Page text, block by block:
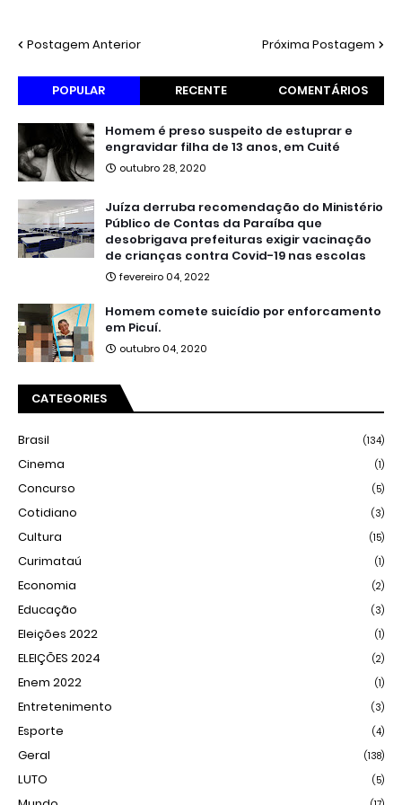
Postagem Anterior Próxima Postagem
POPULAR RECENTE COMENTÁRIOS
Homem é preso suspeito de estuprar e
engravidar filha de 13 anos, em Cuité
outubro 28, 2020
Juíza derruba recomendação do Ministério
Público de Contas da Paraíba que
desobrigava prefeituras exigir vacinação
de crianças contra Covid-19 nas escolas
fevereiro 04, 2022
Homem comete suicídio por enforcamento
em Picuí.
outubro 04, 2020
CATEGORIES
Brasil (134)
Cinema (1)
Concurso (5)
Cotidiano (3)
Cultura (15)
Curimataú (1)
Economia (2)
Educação (3)
Eleições 2022 (1)
ELEIÇÕES 2024 (2)
Enem 2022 (1)
Entretenimento (3)
Esporte (4)
Geral (138)
LUTO (5)